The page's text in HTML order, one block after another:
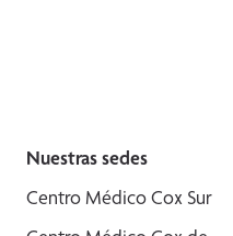
Nuestras sedes
Centro Médico Cox Sur